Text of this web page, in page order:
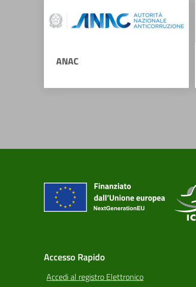
ANAC
Accesso Rapido
Accedi al registro Elettronico